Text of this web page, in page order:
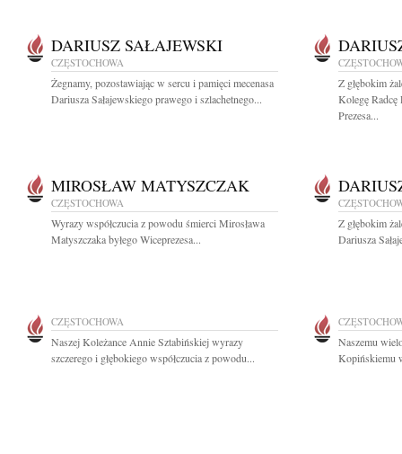
DARIUSZ SAŁAJEWSKI
CZĘSTOCHOWA
Żegnamy, pozostawiając w sercu i pamięci mecenasa
Dariusza Sałajewskiego prawego i szlachetnego...
Z głębokim
Kolegę Radcę
Prezesa...
MIROSŁAW MATYSZCZAK
CZĘSTOCHOWA
Wyrazy współczucia z powodu śmierci Mirosława
Matyszczaka byłego Wiceprezesa...
Z głębokim
Dariusza
CZĘSTOCHOWA
Naszej Koleżance Annie Sztabińskiej wyrazy
szczerego i głębokiego współczucia z powodu...
Naszemu
Kopińskiemu